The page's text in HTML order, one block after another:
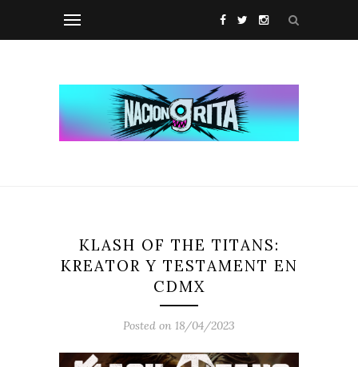
KLASH OF THE TITANS:
KREATOR Y TESTAMENT EN
CDMX
Posted on 18/04/2023